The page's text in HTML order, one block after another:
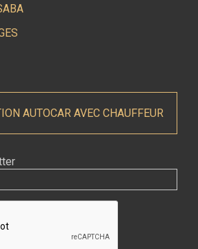
AUTOCAR AVEC CHAUFFEUR